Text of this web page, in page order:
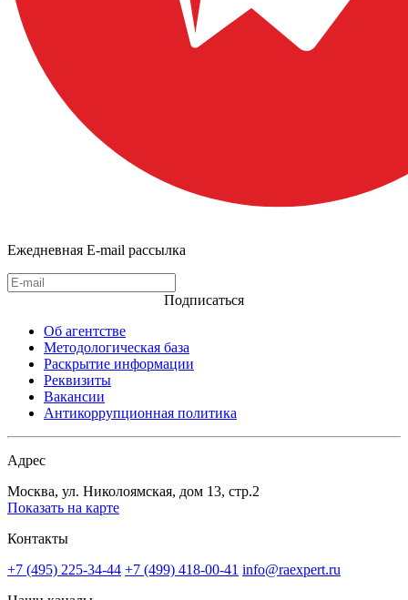
Ежедневная E-mail рассылка
Подписаться
Об агентстве
Методологическая база
Раскрытие информации
Реквизиты
Вакансии
Антикоррупционная политика
Адрес
Москва, ул. Николоямская, дом 13, стр.2
Показать на карте
Контакты
+7 (495) 225-34-44 +7 (499) 418-00-41 info@raexpert.ru